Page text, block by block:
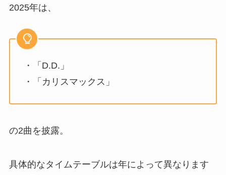
2025年は、
・「D.D.」
・「カリスマックス」
の2曲を披露。
具体的なタイムテーブルは年によって異なります